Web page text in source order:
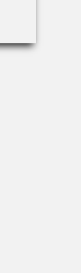
mit Gutschein
3309 Kiwi mit